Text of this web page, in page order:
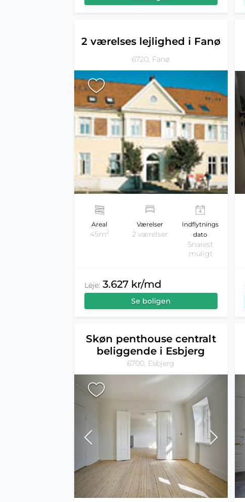
2 værelses lejlighed i Fanø
6720, Fanø
Areal
45m2
Værelser
2 værelser
Indflytnings
dato
Snarest
muligt
Leje: 3.627 kr/md
Se boligen
Skøn penthouse centralt
beliggende i Esbjerg
6700, Esbjerg